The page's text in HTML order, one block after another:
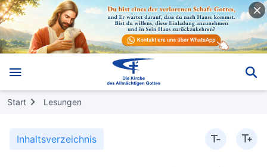
Start Lesungen
Inhaltsverzeichnis